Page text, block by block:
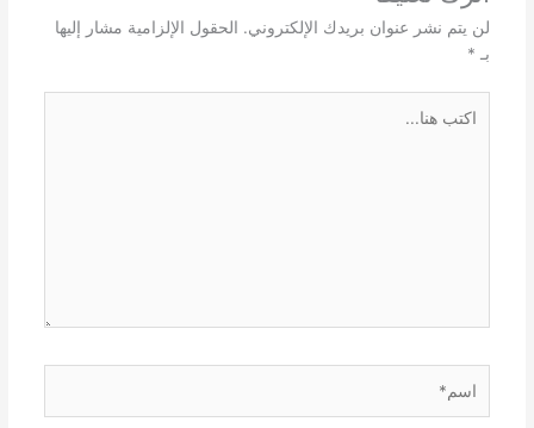
لن يتم نشر عنوان بريدك الإلكتروني. الحقول الإلزامية مشار إليها
بـ *
هنا...